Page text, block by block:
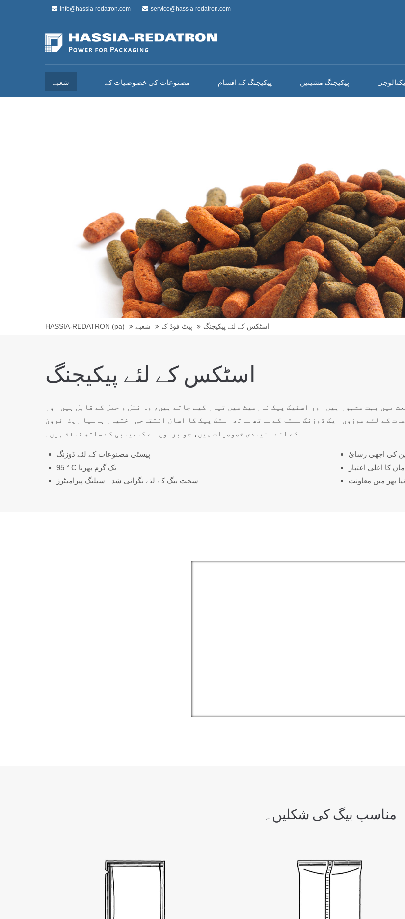
info@hassia-redatron.com service@hassia-redatron.com
شعبے مصنوعات کی خصوصیات کے پیکیجنگ کے اقسام پیکیجنگ مشینیں
HASSIA-REDATRON (pa) شعبے پیٹ فوڈ ک اسٹکس کے لئے پیکیجنگ
اسٹکس کے لئے پیکیجنگ
میں بہت مشہور ہیں اور اسٹیک پیک فارمیٹ میں تیار کیے جاتے ہیں، وہ نقل و حمل کے قابل ہیں اور
کے لئے موزوں ایک ڈوزنگ سسٹم کے ساتھ ساتھ اسٹک پیک کا آسان افتتاحی اختیار ہاسیا ریڈاٹرون
کے لئے بنیادی خصوصیات ہیں، جو برسوں سے کامیابی کے ساتھ نافذ ہیں۔
پیسٹی مصنوعات کے لئے ڈوزنگ
95 ° C تک گرم بھرنا
سخت بیگ کے لئے نگرانی شدہ سیلنگ پیرامیٹرز
کی اچھی رسائ
کا اعلی اعتبار
بھر میں معاونت
مناسب بیگ کی شکلیں۔